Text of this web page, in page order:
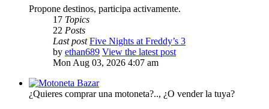
Propone destinos, participa activamente.
17 Topics
22 Posts
Last post Five Nights at Freddy’s 3
by ethan689 View the latest post
Mon Aug 03, 2026 4:07 am
Motoneta Bazar
¿Quieres comprar una motoneta?.., ¿O vender la tuya?